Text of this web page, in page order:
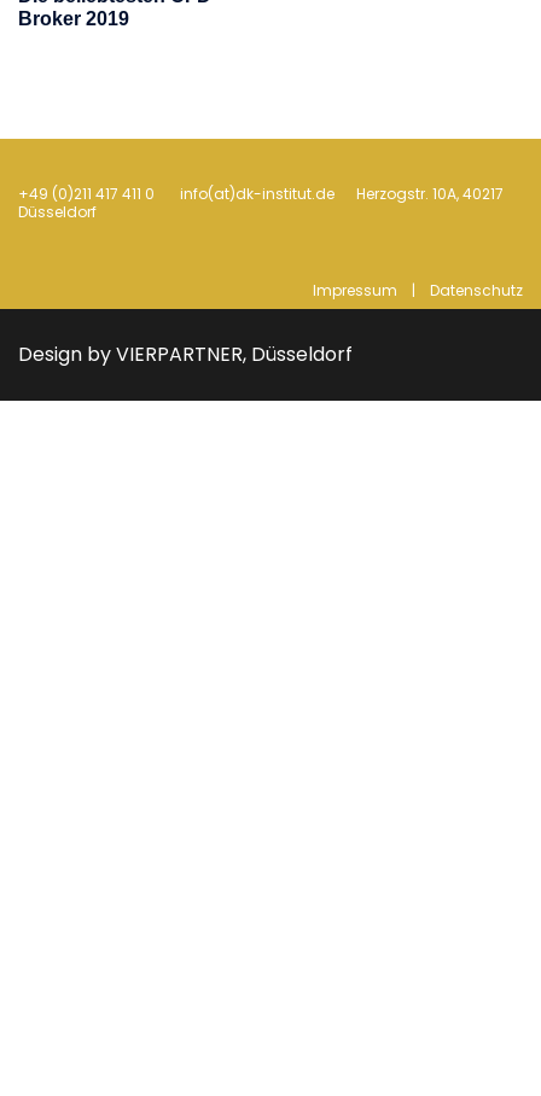
Broker 2019
+49 (0)211 417 411 0 info(at)dk-institut.de Her­zogstr. 10A, 40217
Düsseldorf
Impressum | Datenschutz
Design by VIERPARTNER, Düsseldorf